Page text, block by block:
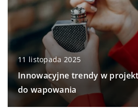
11 listopada 2025
Innowacyjne trendy w
do wapowania